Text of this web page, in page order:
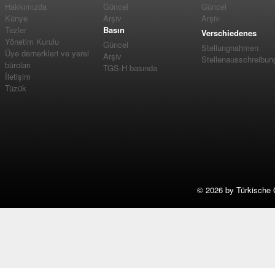
Hakkımızda
Künye
Tezler
Yönetim Kurulu
Üye dernerkleri ve yerel
büroları
İletişim
Tüzük
Güncel
Arşiv
Basın
Güncel
Arşiv
TGS-H basında
Güncel
Arşiv
Verschiedenes
Stellungnahmen
© 2026 by Türkische